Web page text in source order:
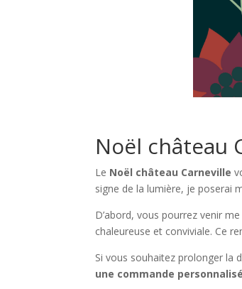
Noël château
Le Noël château Carneville
signe de la lumière, je poserai
D’abord, vous pourrez venir
chaleureuse et conviviale. Ce
Si vous souhaitez prolonger la
une commande